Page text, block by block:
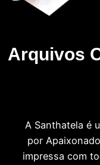
Arquivos
A Santhatela é
por
impressa com